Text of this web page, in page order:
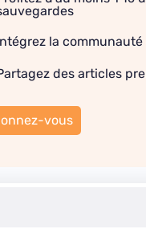
la
des articles
vous